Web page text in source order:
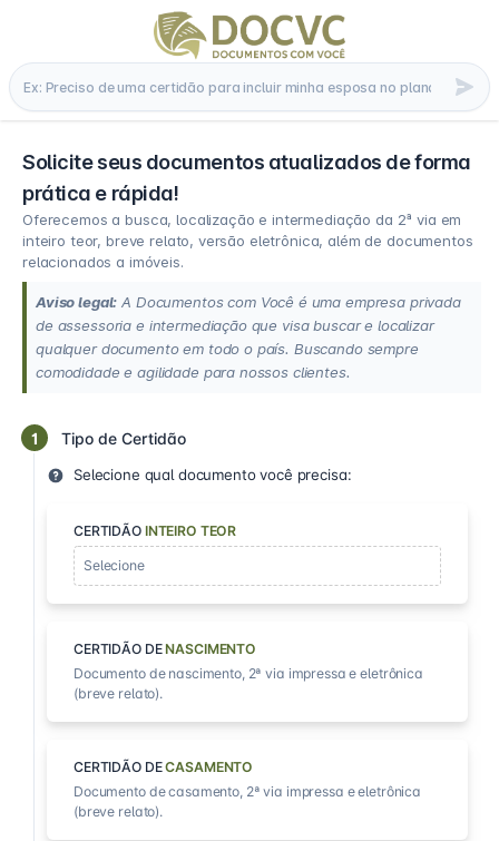
Solicite seus documentos atualizados de forma
prática e rápida!
Oferecemos a busca, localização e intermediação da 2ª via em
inteiro teor, breve relato, versão eletrônica, além de documentos
relacionados a imóveis.
Aviso legal: A Documentos com Você é uma empresa privada
de assessoria e intermediação que visa buscar e localizar
qualquer documento em todo o país. Buscando sempre
comodidade e agilidade para nossos clientes.
1 Tipo de Certidão
Selecione qual documento você precisa:
CERTIDÃO INTEIRO TEOR
Selecione
CERTIDÃO DENASCIMENTO
Documento de nascimento, 2ª via impressa e eletrônica
(breve relato).
CERTIDÃO DECASAMENTO
Documento de casamento, 2ª via impressa e eletrônica
(breve relato).